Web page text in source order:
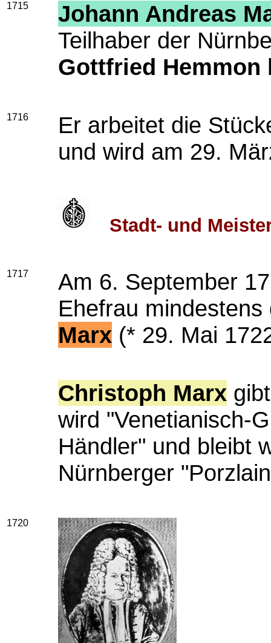
1715
Johann Andreas
Teilhaber der
Gottfried Hemmon
1716
Er arbeitet die
und wird am 29.
Stadt- und
1717
Am 6. September
Ehefrau
Marx (* 29. Mai
Christoph Marx
wird "Venetianisch-
Händler" und bleibt
Nürnberger
1720